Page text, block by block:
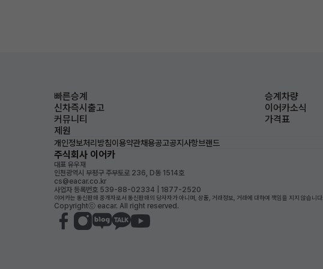
빠른승계
승계차량
신차즉시출고
이어카소식
커뮤니티
가격표
제원
개인정보처리방침이용약관채용공고공지사항브랜드
주식회사 이어카
대표 유우재
인천광역시 부평구 주부토로 236, D동 1514호
cs@eacar.co.kr
사업자 등록번호 539-88-02334 | 1877-2520
이어카는 통신판매 중개자로서 통신판매의 당사자가 아니며, 상품, 거래정보, 거래에 대하여 책임을 지지 않습니다.
Copyrightⓒ eacar. All right reserved.